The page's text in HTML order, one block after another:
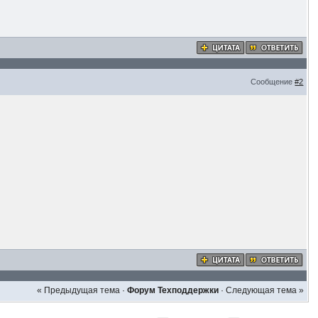
Сообщение#2
« Предыдущая тема· Форум Техподдержки· Следующая тема »